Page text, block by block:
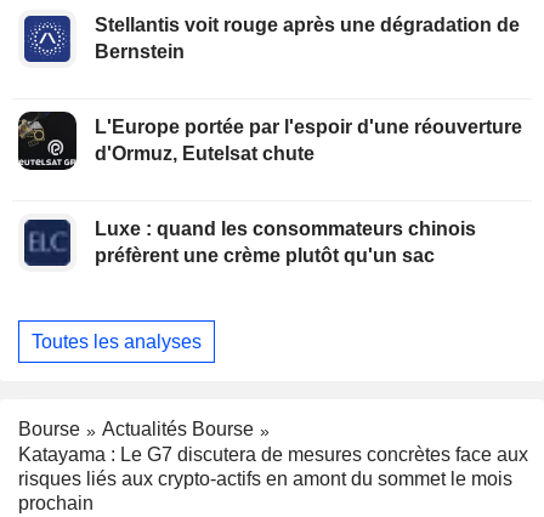
Stellantis voit rouge après une dégradation de
Bernstein
L'Europe portée par l'espoir d'une réouverture
d'Ormuz, Eutelsat chute
Luxe : quand les consommateurs chinois
préfèrent une crème plutôt qu'un sac
Toutes les analyses
Bourse
Actualités Bourse
Katayama : Le G7 discutera de mesures concrètes face aux
risques liés aux crypto-actifs en amont du sommet le mois
prochain